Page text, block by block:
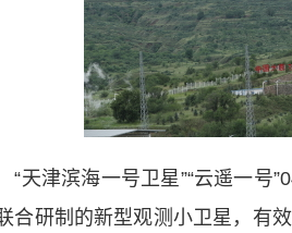
津滨海一号卫星”“云遥一号
合研制的新型观测小卫星，有